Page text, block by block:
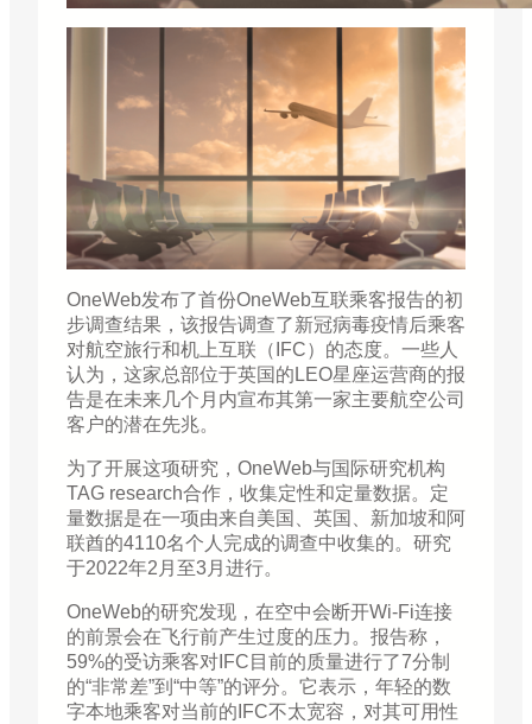
OneWeb发布了首份OneWeb互联乘客报告的初
步调查结果，该报告调查了新冠病毒疫情后乘客
对航空旅行和机上互联（IFC）的态度。一些人
认为，这家总部位于英国的LEO星座运营商的报
告是在未来几个月内宣布其第一家主要航空公司
客户的潜在先兆。
为了开展这项研究，OneWeb与国际研究机构
TAG research合作，收集定性和定量数据。定
量数据是在一项由来自美国、英国、新加坡和阿
联酋的4110名个人完成的调查中收集的。研究
于2022年2月至3月进行。
OneWeb的研究发现，在空中会断开Wi-Fi连接
的前景会在飞行前产生过度的压力。报告称，
59%的受访乘客对IFC目前的质量进行了7分制
的“非常差”到“中等”的评分。它表示，年轻的数
字本地乘客对当前的IFC不太宽容，对其可用性